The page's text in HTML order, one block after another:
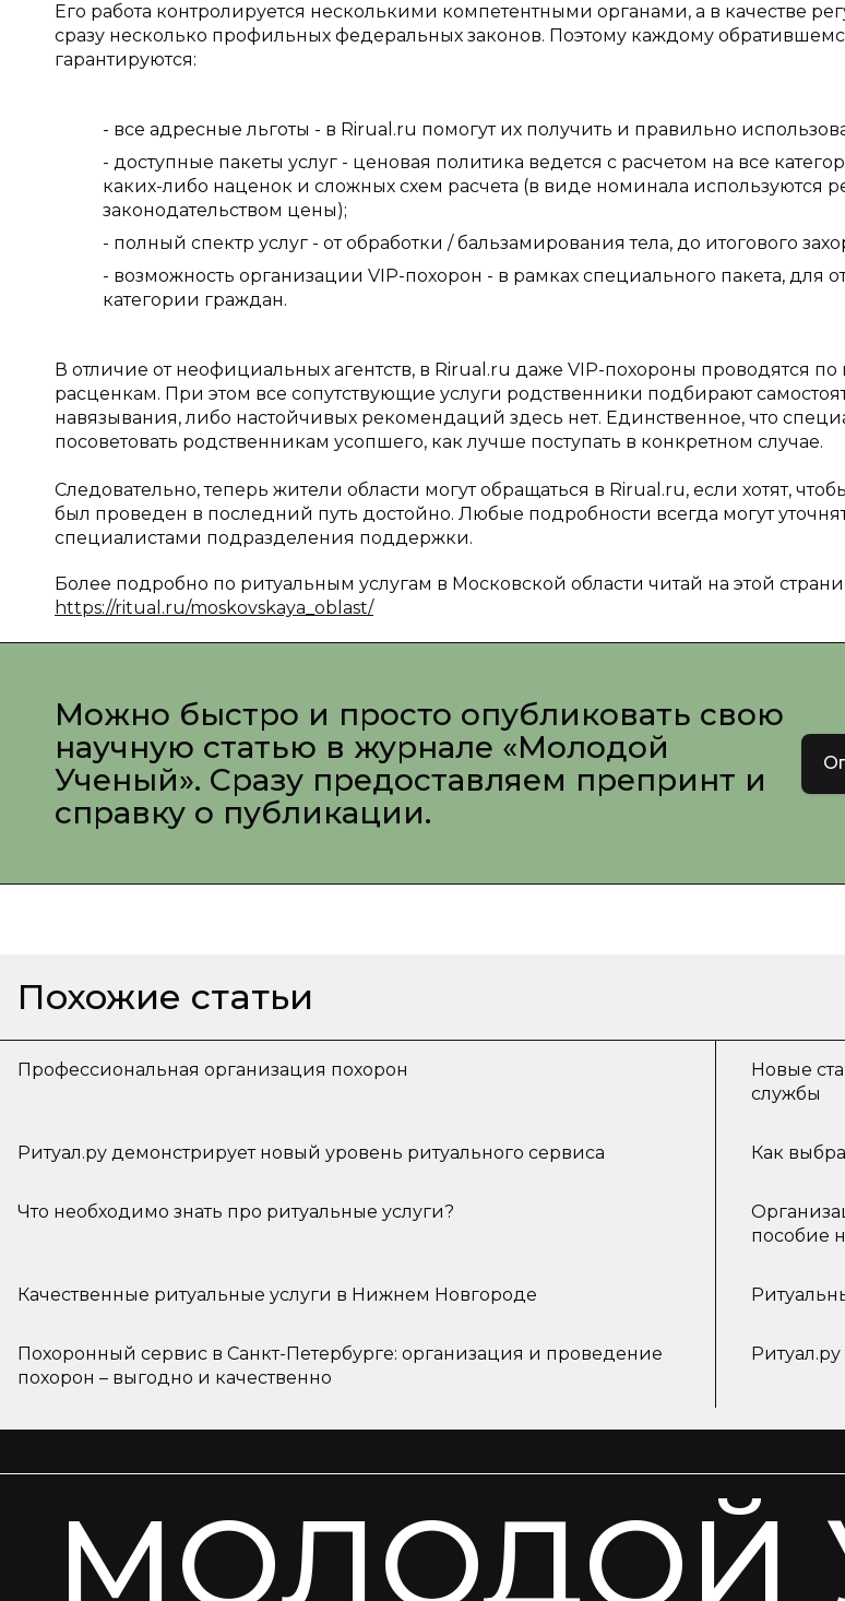
Его работа контролируется несколькими компетентными органами, а в качестве
сразу несколько профильных федеральных законов. Поэтому каждому
гарантируются:
- все адресные льготы - в Rirual.ru помогут их получить и правильно
- доступные пакеты услуг - ценовая политика ведется с расчетом на все
каких-либо наценок и сложных схем расчета (в виде номинала используются
законодательством цены);
- полный спектр услуг - от обработки / бальзамирования тела, до итогового
- возможность организации VIP-похорон - в рамках специального пакета, для
категории граждан.
В отличие от неофициальных агентств, в Rirual.ru даже VIP-похороны проводятся
расценкам. При этом все сопутствующие услуги родственники подбирают
навязывания, либо настойчивых рекомендаций здесь нет. Единственное, что
посоветовать родственникам усопшего, как лучше поступать в конкретном случае.
Следовательно, теперь жители области могут обращаться в Rirual.ru, если хотят,
был проведен в последний путь достойно. Любые подробности всегда могут
специалистами подразделения поддержки.
Более подробно по ритуальным услугам в Московской области читай на этой
https://ritual.ru/moskovskaya_oblast/
Можно быстро и просто опубликовать свою
научную статью в журнале «Молодой
Ученый». Сразу предоставляем препринт и
справку о публикации.
Похожие статьи
Профессиональная организация похорон
Новые
службы
Ритуал.ру демонстрирует новый уровень ритуального сервиса Как
Что необходимо знать про ритуальные услуги?
пособие
Качественные ритуальные услуги в Нижнем Новгороде
Похоронный сервис в Санкт-Петербурге: организация и проведение
похорон – выгодно и качественно
МОЛОДОЙ